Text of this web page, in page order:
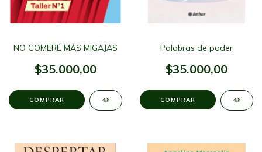
NO COMERÉ MÁS MIGAJAS
$35.000,00
Palabras de poder
$35.000,00